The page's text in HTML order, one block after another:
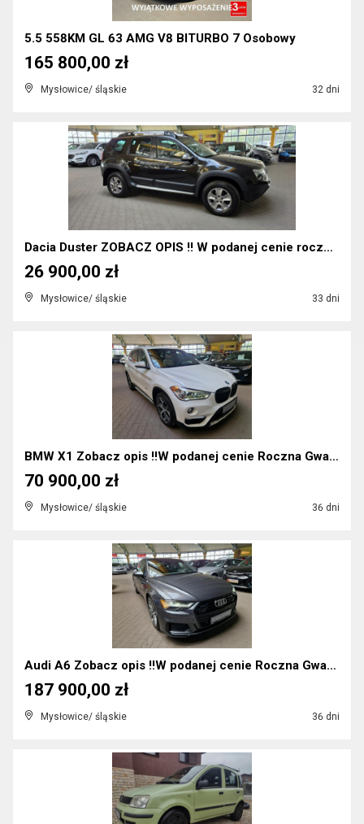
5.5 558KM GL 63 AMG V8 BITURBO 7 Osobowy
Mysłowice/ śląskie 32 dni
165 800,00 zł
Dacia Duster ZOBACZ OPIS !! W podanej cenie roczna...
Mysłowice/ śląskie 33 dni
26 900,00 zł
BMW X1 Zobacz opis !!W podanej cenie Roczna Gwara...
Mysłowice/ śląskie 36 dni
70 900,00 zł
Audi A6 Zobacz opis !!W podanej cenie Roczna Gwar...
Mysłowice/ śląskie 36 dni
187 900,00 zł